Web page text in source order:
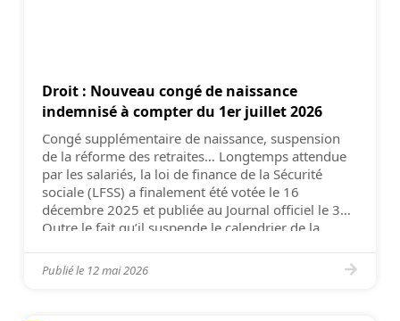
Droit : Nouveau congé de naissance
indemnisé à compter du 1er juillet 2026
Congé supplémentaire de naissance, suspension
de la réforme des retraites… Longtemps attendue
par les salariés, la loi de finance de la Sécurité
sociale (LFSS) a finalement été votée le 16
décembre 2025 et publiée au Journal officiel le 31.
Outre le fait qu’il suspende le calendrier de la
[…]
Publié le 12 mai 2026